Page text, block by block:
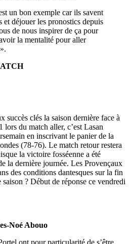
un bon exemple car ils savent
et déjouer les pronostics depuis
de nous inspirer de ça pour
la mentalité pour aller
succès clés la saison dernière face à
du match aller, c’est Lasan
en inscrivant le panier de la
(78-76). Le match retour restera
la victoire fosséenne a été
la dernière journée. Les Provençaux
des conditions dantesques sur la fin
? Début de réponse ce vendredi
Noé Abouo
ont pour particularité de s’être